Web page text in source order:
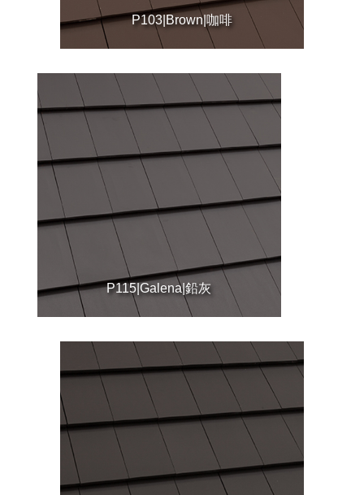
P103|Brown|咖啡
P115|Galena|鉛灰